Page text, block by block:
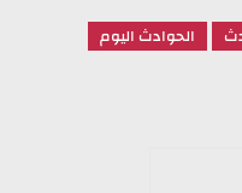
الحوادث اليوم